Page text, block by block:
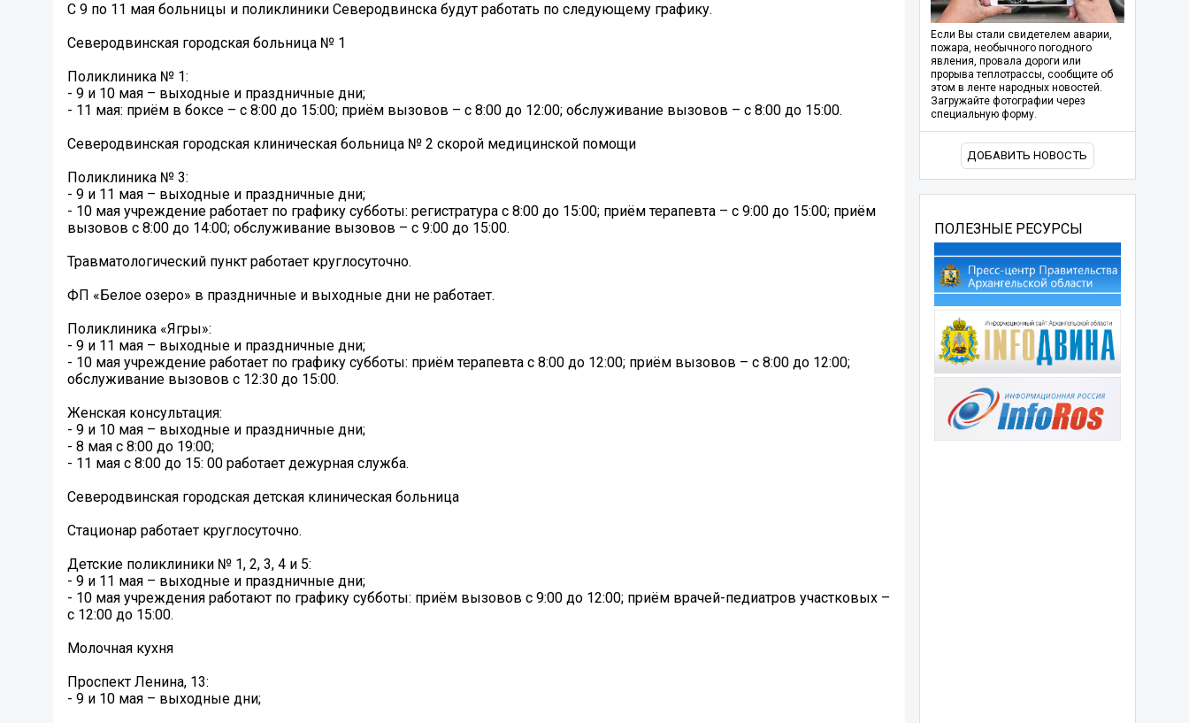
С 9 по 11 мая больницы и поликлиники Северодвинска будут работать по следующему графику.
Северодвинская городская больница № 1
Поликлиника № 1:
- 9 и 10 мая – выходные и праздничные дни;
- 11 мая: приём в боксе – с 8:00 до 15:00; приём вызовов – с 8:00 до 12:00; обслуживание вызовов – с 8:00 до 15:00.
Северодвинская городская клиническая больница № 2 скорой медицинской помощи
Поликлиника № 3:
- 9 и 11 мая – выходные и праздничные дни;
- 10 мая учреждение работает по графику субботы: регистратура с 8:00 до 15:00; приём терапевта – с 9:00 до 15:00; приём
вызовов с 8:00 до 14:00; обслуживание вызовов – с 9:00 до 15:00.
Травматологический пункт работает круглосуточно.
ФП «Белое озеро» в праздничные и выходные дни не работает.
Поликлиника «Ягры»:
- 9 и 11 мая – выходные и праздничные дни;
- 10 мая учреждение работает по графику субботы: приём терапевта с 8:00 до 12:00; приём вызовов – с 8:00 до 12:00;
обслуживание вызовов с 12:30 до 15:00.
Женская консультация:
- 9 и 10 мая – выходные и праздничные дни;
- 8 мая с 8:00 до 19:00;
- 11 мая с 8:00 до 15: 00 работает дежурная служба.
Северодвинская городская детская клиническая больница
Стационар работает круглосуточно.
Детские поликлиники № 1, 2, 3, 4 и 5:
- 9 и 11 мая – выходные и праздничные дни;
- 10 мая учреждения работают по графику субботы: приём вызовов с 9:00 до 12:00; приём врачей-педиатров участковых –
с 12:00 до 15:00.
Молочная кухня
Проспект Ленина, 13:
- 9 и 10 мая – выходные дни;
Если Вы стали свидетелем аварии,
пожара, необычного погодного
явления, провала дороги или
прорыва теплотрассы, сообщите об
этом в ленте народных новостей.
Загружайте фотографии через
специальную форму.
ДОБАВИТЬ НОВОСТЬ
ПОЛЕЗНЫЕ РЕСУРСЫ